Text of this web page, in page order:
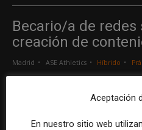
Becario/a de redes
creación de
Madrid ASE Athletics Híbrido
Creador/a de
Barcelona Gods Brand Indefinido
Aceptación
En nuestro sitio web